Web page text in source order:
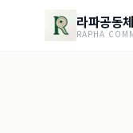
라파공동체
RAPHA